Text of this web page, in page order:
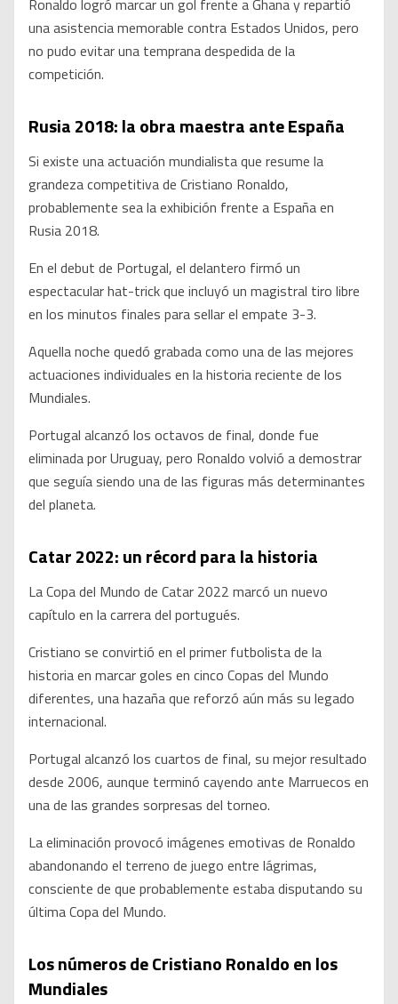
Ronaldo logró marcar un gol frente a Ghana y repartió
una asistencia memorable contra Estados Unidos, pero
no pudo evitar una temprana despedida de la
competición.
Rusia 2018: la obra maestra ante España
Si existe una actuación mundialista que resume la
grandeza competitiva de Cristiano Ronaldo,
probablemente sea la exhibición frente a España en
Rusia 2018.
En el debut de Portugal, el delantero firmó un
espectacular hat-trick que incluyó un magistral tiro libre
en los minutos finales para sellar el empate 3-3.
Aquella noche quedó grabada como una de las mejores
actuaciones individuales en la historia reciente de los
Mundiales.
Portugal alcanzó los octavos de final, donde fue
eliminada por Uruguay, pero Ronaldo volvió a demostrar
que seguía siendo una de las figuras más determinantes
del planeta.
Catar 2022: un récord para la historia
La Copa del Mundo de Catar 2022 marcó un nuevo
capítulo en la carrera del portugués.
Cristiano se convirtió en el primer futbolista de la
historia en marcar goles en cinco Copas del Mundo
diferentes, una hazaña que reforzó aún más su legado
internacional.
Portugal alcanzó los cuartos de final, su mejor resultado
desde 2006, aunque terminó cayendo ante Marruecos en
una de las grandes sorpresas del torneo.
La eliminación provocó imágenes emotivas de Ronaldo
abandonando el terreno de juego entre lágrimas,
consciente de que probablemente estaba disputando su
última Copa del Mundo.
Los números de Cristiano Ronaldo en los
Mundiales